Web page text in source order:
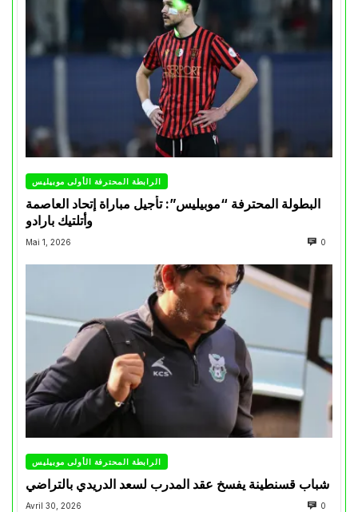
الرابطة المحترفة الأولى موبيليس
البطولة المحترفة “موبيليس”: تأجيل مباراة إتحاد العاصمة
وأتلتيك بارادو
Mai 1, 2026 0
الرابطة المحترفة الأولى موبيليس
شباب قسنطينة يفسخ عقد المدرب لسعد الدريدي بالتراضي
Avril 30, 2026 0